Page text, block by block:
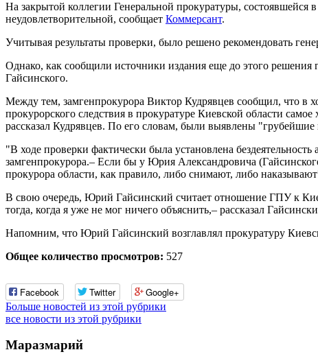
На закрытой коллегии Генеральной прокуратуры,
неудовлетворительной, сообщает Коммерсант.
Учитывая результаты проверки, было решено рекомендовать
Однако, как сообщили источники издания еще до этого
Гайсинского.
Между тем, замгенпрокурора Виктор Кудрявцев сообщил, что в
прокурорского следствия в прокуратуре Киевской области
рассказал Кудрявцев. По его словам, были выявлены
"В ходе проверки фактически была установлена
замгенпрокурора.– Если бы у Юрия Александровича
прокурора области, как правило, либо снимают, либо
В свою очередь, Юрий Гайсинский считает отношение ГПУ к
тогда, когда я уже не мог ничего объяснить,– рассказал
Напомним, что Юрий Гайсинский возглавлял прокуратуру
Общее количество просмотров: 527
Facebook Twitter Google+
Больше новостей из этой рубрики
все новости из этой рубрики
Маразмарий